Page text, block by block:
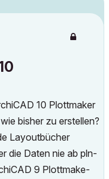
10 Plottmaker
bisher zu erstellen?
Layoutbücher
die Daten nie ab pln-
9 Plottmake-